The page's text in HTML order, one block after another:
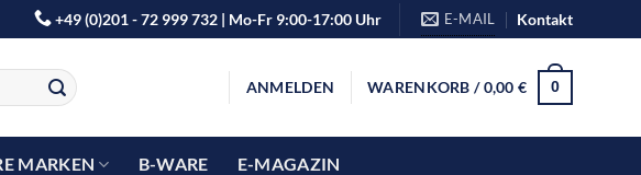
+49 (0)201 - 72 999 732 | Mo-Fr 9:00-17:00 Uhr E-MAIL Kontakt
ANMELDEN WARENKORB /0,00€ 0
MARKEN B-WARE E-MAGAZIN